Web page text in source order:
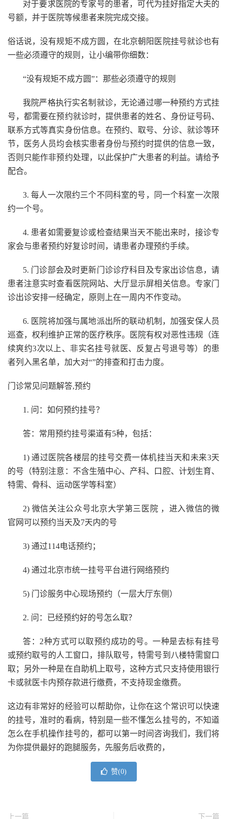
对于要求医院的专家号的患者，可代为挂好指定大夫的
号额，并于医院等候患者来院完成交接。
俗话说，没有规矩不成方圆，在北京朝阳医院挂号就诊也有
一些必须遵守的规则，让小编带你细数：
“没有规矩不成方圆”：那些必须遵守的规则
我院严格执行实名制就诊，无论通过哪一种预约方式挂
号，都需要在预约就诊时，提供患者的姓名、身份证号码、
联系方式等真实身份信息。在预约、取号、分诊、就诊等环
节，医务人员均会核实患者身份与预约时提供的信息一致，
否则只能作非预约处理，以此保护广大患者的利益。请给予
配合。
3. 每人一次限约三个不同科室的号，同一个科室一次限
约一个号。
4. 患者如需要复诊或检查结果当天不能出来时，接诊专
家会与患者预约好复诊时间，请患者办理预约手续。
5. 门诊部会及时更新门诊诊疗科目及专家出诊信息，请
患者注意实时查看医院网站、大厅显示屏相关信息。专家门
诊出诊安排一经确定，原则上在一周内不作变动。
6. 医院将加强与属地派出所的联动机制，加强安保人员
巡查，权利维护正常的医疗秩序。医院有权对恶性违规（连
续爽约3次以上、非实名挂号就医、反复占号退号等）的患
者列入黑名单，加大对“”的排查和打击力度。
门诊常见问题解答,预约
1. 问：如何预约挂号？
答：常用预约挂号渠道有5种，包括：
1) 通过医院各楼层的挂号交费一体机挂当天和未来3天
的号（特别注意：不含生殖中心、产科、口腔、计划生育、
特需、骨科、运动医学等科室）
2) 微信关注公众号北京大学第三医院 ，进入微信的微
官网可以预约当天及7天内的号
3) 通过114电话预约；
4) 通过北京市统一挂号平台进行网络预约
5) 门诊服务中心现场预约（一层大厅东侧）
2. 问：已经预约好的号怎么取？
答：2种方式可以取预约成功的号。一种是去标有挂号
或预约取号的人工窗口，排队取号，特需号到八楼特需窗口
取；另外一种是在自助机上取号，这种方式只支持使用银行
卡或就医卡内预存款进行缴费，不支持现金缴费。
这边有非常好的经验可以帮助你，让你在这个常识可以快速
的挂号，准时的看病，特别是一些不懂怎么挂号的，不知道
怎么在手机操作挂号的，都可以第一时间咨询我们，我们将
为你提供最好的跑腿服务，先服务后收费的，
赞(0)
上一篇 下一篇